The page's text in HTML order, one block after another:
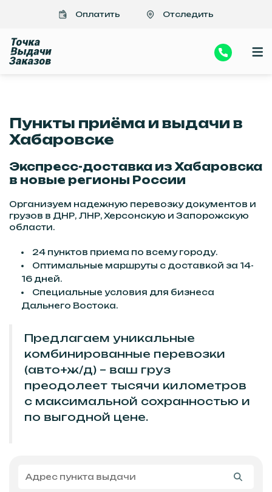
>Отправить посылки, документы в Донецк, Луганск из Хабаровска
| Быстро, надежно, недорого
Оплатить Отследить
Пункты приёма и выдачи в
Хабаровске
Экспресс-доставка из Хабаровска
в новые регионы России
Организуем надежную перевозку документов и
грузов в ДНР, ЛНР, Херсонскую и Запорожскую
области.
24 пунктов приема по всему городу.
Оптимальные маршруты с доставкой за 14-
16 дней.
Специальные условия для бизнеса
Дальнего Востока.
Предлагаем уникальные
комбинированные перевозки
(авто+ж/д) – ваш груз
преодолеет тысячи километров
с максимальной сохранностью и
по выгодной цене.